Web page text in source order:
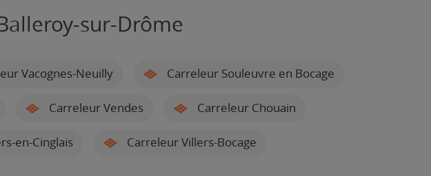
sur-Drôme
Vacognes-Neuilly Carreleur Souleuvre en Bocage
Carreleur Vendes Carreleur Chouain
en-Cinglais Carreleur Villers-Bocage